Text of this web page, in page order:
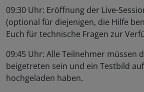
09:30 Uhr: Eröffnung der Live-
(optional für diejenigen, die Hilfe
Euch für technische Fragen zur
09:45 Uhr: Alle Teilnehmer müssen
beigetreten sein und ein Testbild
hochgeladen haben.